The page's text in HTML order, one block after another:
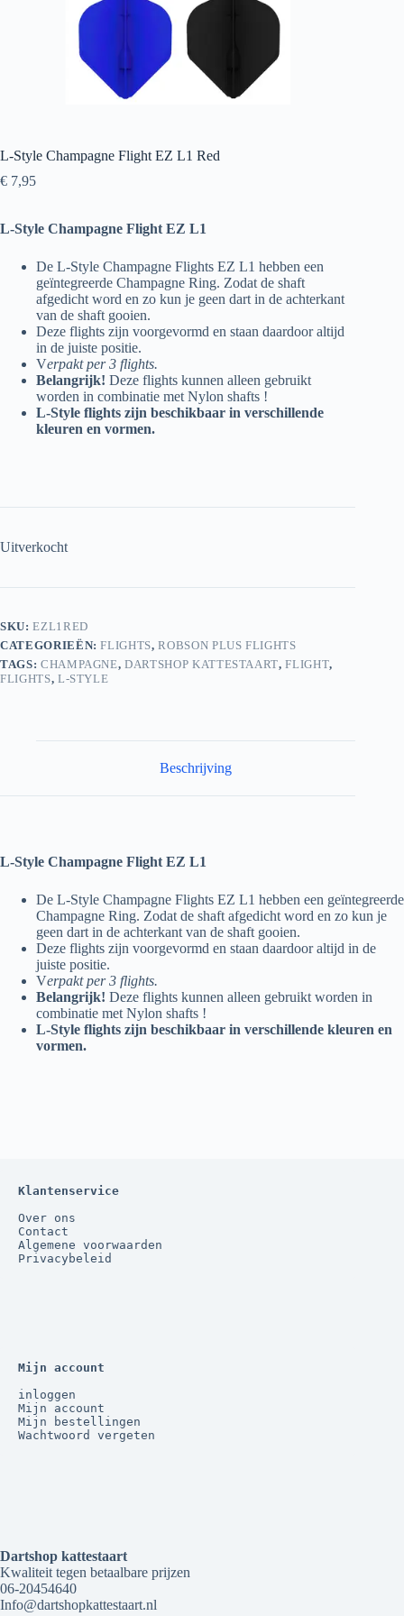
L-Style Champagne Flight EZ L1 Red
€ 7,95
L-Style Champagne Flight EZ L1
De L-Style Champagne Flights EZ L1 hebben een
geïntegreerde Champagne Ring. Zodat de shaft
afgedicht word en zo kun je geen dart in de achterkant
van de shaft gooien.
Deze flights zijn voorgevormd en staan daardoor altijd
in de juiste positie.
Verpakt per 3 flights.
Belangrijk! Deze flights kunnen alleen gebruikt
worden in combinatie met Nylon shafts !
L-Style flights zijn beschikbaar in verschillende
kleuren en vormen.
Uitverkocht
SKU:EZL1RED
CATEGORIEËN:FLIGHTS,ROBSON PLUS FLIGHTS
TAGS: CHAMPAGNE,DARTSHOP KATTESTAART,FLIGHT,
FLIGHTS, L-STYLE
Beschrijving
L-Style Champagne Flight EZ L1
De L-Style Champagne Flights EZ L1 hebben een geïntegreerde
Champagne Ring. Zodat de shaft afgedicht word en zo kun je
geen dart in de achterkant van de shaft gooien.
Deze flights zijn voorgevormd en staan daardoor altijd in de
juiste positie.
Verpakt per 3 flights.
Belangrijk! Deze flights kunnen alleen gebruikt worden in
combinatie met Nylon shafts !
L-Style flights zijn beschikbaar in verschillende kleuren en
vormen.
Klantenservice
Over ons
Contact
Algemene voorwaarden
Privacybeleid
Mijn account
inloggen
Mijn account
Mijn bestellingen
Wachtwoord vergeten
Dartshop kattestaart
Kwaliteit tegen betaalbare prijzen
06-20454640
Info@dartshopkattestaart.nl